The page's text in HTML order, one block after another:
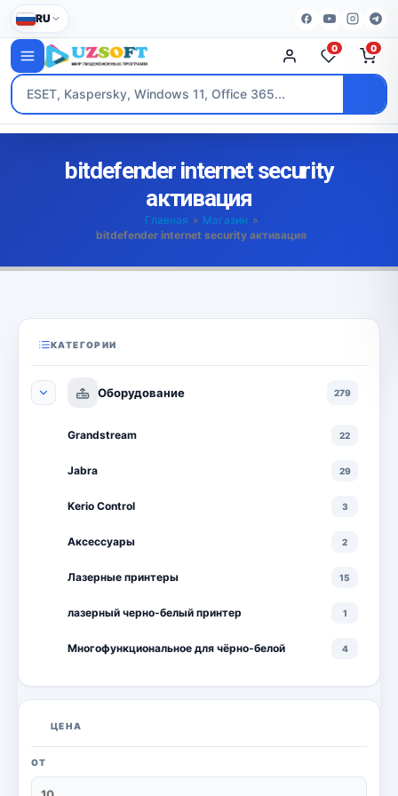
RU
0 0
bitdefender internet security
активация
Главная » Магазин »
bitdefender internet security активация
КАТЕГОРИИ
Оборудование 279
Grandstream 22
Jabra 29
Kerio Control 3
Аксессуары 2
Лазерные принтеры 15
лазерный черно-белый принтер 1
Многофункциональное для чёрно-белой 4
Многофункциональные лазерные принтеры 18
принтеры
ЦЕНА
ОТ